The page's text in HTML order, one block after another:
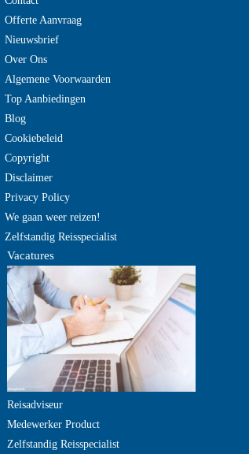
Offerte Aanvraag
Nieuwsbrief
Over Ons
Algemene Voorwaarden
Top Aanbiedingen
Blog
Cookiebeleid
Copyright
Disclaimer
Privacy Policy
We gaan weer reizen!
Zelfstandig Reisspecialist
Vacatures
Reisadviseur
Medewerker Product
Zelfstandig Reisspecialist